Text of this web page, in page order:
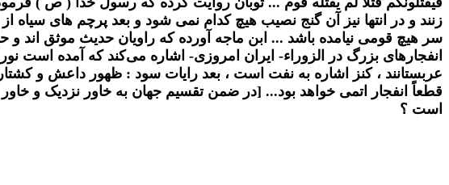
زنند و در انتها نيز آن گنج نصيب هيچ كدام نمى شود و بعد پرچم هاى
سر هيچ قومی نيامده باشد ... ابن ماجه آورده که راویان حدیث موثق اند
انفجارهاى بزرگ در الزوراء- ايران امروزى- اشاره می‌کند که آمده است
عربستانند ، کنز اشاره به نفت است ، بعد رایات سود : ظهور داعش و
قطعاً انفجار اتمی خواهد بود... [در ضمن تقسیم جهان به خاور نزدیک و
است ؟